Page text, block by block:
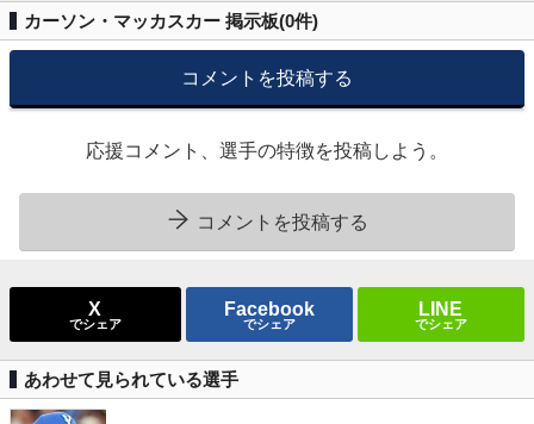
カーソン・マッカスカー 掲示板(0件)
コメントを投稿する
応援コメント、選手の特徴を投稿しよう。
コメントを投稿する
X
でシェア
Facebook
でシェア
LINE
でシェア
あわせて見られている選手